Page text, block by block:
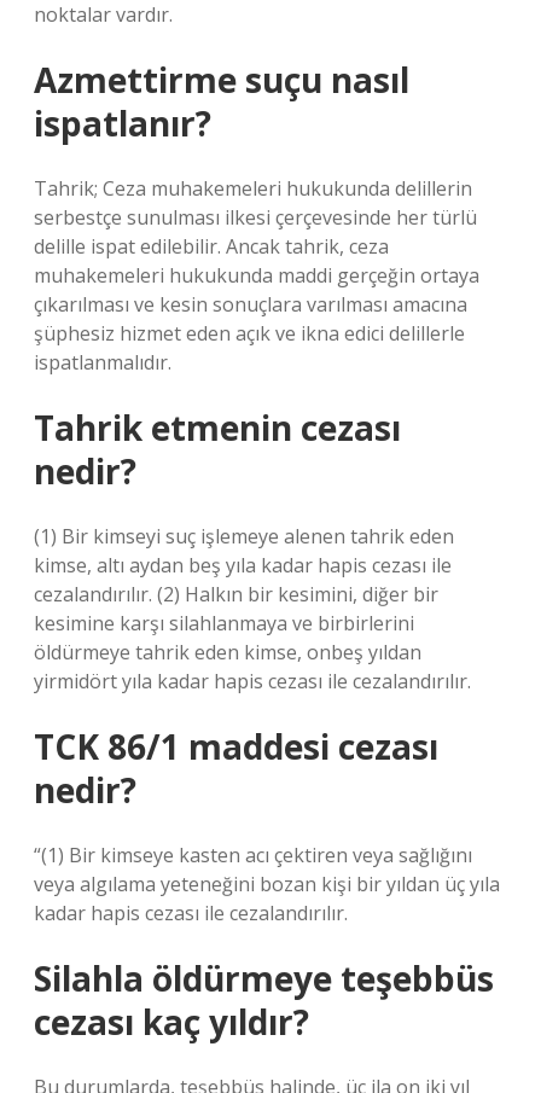
noktalar vardır.
Azmettirme suçu nasıl
ispatlanır?
Tahrik; Ceza muhakemeleri hukukunda delillerin
serbestçe sunulması ilkesi çerçevesinde her türlü
delille ispat edilebilir. Ancak tahrik, ceza
muhakemeleri hukukunda maddi gerçeğin ortaya
çıkarılması ve kesin sonuçlara varılması amacına
şüphesiz hizmet eden açık ve ikna edici delillerle
ispatlanmalıdır.
Tahrik etmenin cezası
nedir?
(1) Bir kimseyi suç işlemeye alenen tahrik eden
kimse, altı aydan beş yıla kadar hapis cezası ile
cezalandırılır. (2) Halkın bir kesimini, diğer bir
kesimine karşı silahlanmaya ve birbirlerini
öldürmeye tahrik eden kimse, onbeş yıldan
yirmidört yıla kadar hapis cezası ile cezalandırılır.
TCK 86/1 maddesi cezası
nedir?
“(1) Bir kimseye kasten acı çektiren veya sağlığını
veya algılama yeteneğini bozan kişi bir yıldan üç yıla
kadar hapis cezası ile cezalandırılır.
Silahla öldürmeye teşebbüs
cezası kaç yıldır?
Bu durumlarda, teşebbüs halinde, üç ila on iki yıl